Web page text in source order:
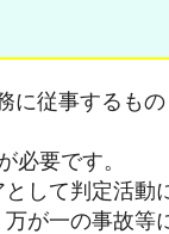
に従事するも
必要です。
して判定活動
が一の事故等